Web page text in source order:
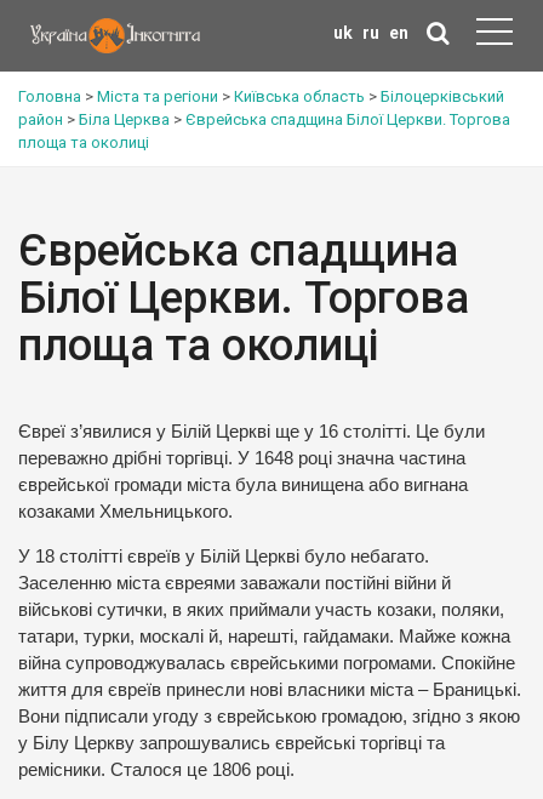
uk ru en
Головна > Міста та регіони > Київська область > Білоцерківський
район > Біла Церква > Єврейська спадщина Білої Церкви. Торгова
площа та околиці
Єврейська спадщина
Білої Церкви. Торгова
площа та околиці
Євреї з’явилися у Білій Церкві ще у 16 столітті. Це були
переважно дрібні торгівці. У 1648 році значна частина
єврейської громади міста була винищена або вигнана
козаками Хмельницького.
У 18 столітті євреїв у Білій Церкві було небагато.
Заселенню міста євреями заважали постійні війни й
військові сутички, в яких приймали участь козаки, поляки,
татари, турки, москалі й, нарешті, гайдамаки. Майже кожна
війна супроводжувалась єврейськими погромами. Спокійне
життя для євреїв принесли нові власники міста – Браницькі.
Вони підписали угоду з єврейською громадою, згідно з якою
у Білу Церкву запрошувались єврейські торгівці та
ремісники. Сталося це 1806 році.